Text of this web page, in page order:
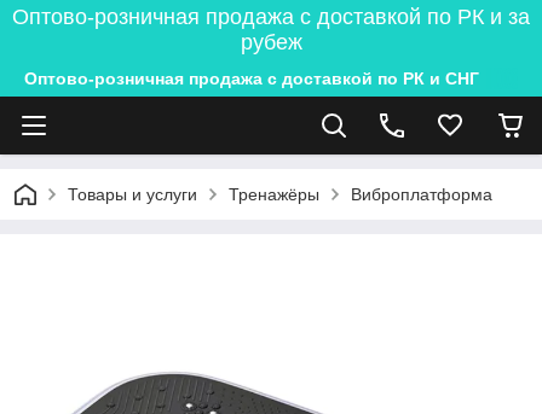
Оптово-розничная продажа с доставкой по РК и за
рубеж
Оптово-розничная продажа с доставкой по РК и СНГ
Товары и услуги Тренажёры Виброплатформа